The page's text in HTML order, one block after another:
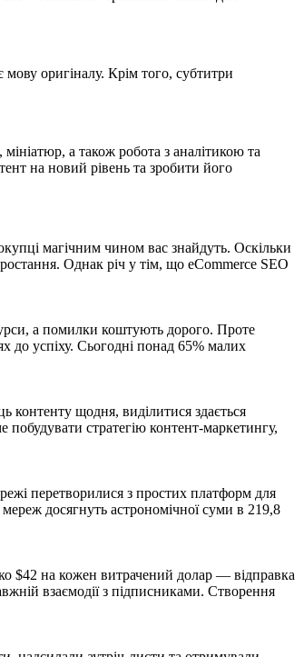
оригіналу. Крім того, субтитри
а також робота з аналітикою та
на новий рівень та зробити його
магічним чином вас знайдуть. Оскільки
Однак річ у тім, що eCommerce SEO
а помилки коштують дорого. Проте
успіху. Сьогодні понад 65% малих
контенту щодня, виділитися здається
стратегію контент-маркетингу,
перетворилися з простих платформ для
досягнуть астрономічної суми в 219,8
$42 на кожен витрачений долар — відправка
взаємодії з підписниками. Створення